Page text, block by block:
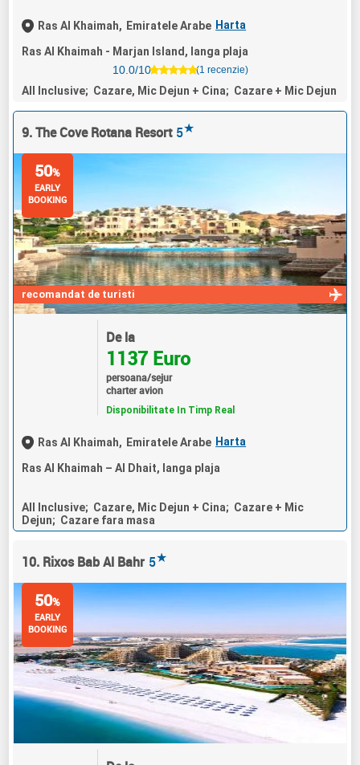
Ras Al Khaimah, Emiratele Arabe Harta
Ras Al Khaimah - Marjan Island, langa plaja
10.0/10
(1 recenzie)
All Inclusive; Cazare, Mic Dejun + Cina; Cazare + Mic Dejun
9. The Cove Rotana Resort 5★
recomandat de turisti
50%
EARLY
BOOKING
De la
1137 Euro
persoana/sejur
charter avion
Disponibilitate In Timp Real
Ras Al Khaimah, Emiratele Arabe Harta
Ras Al Khaimah – Al Dhait, langa plaja
All Inclusive; Cazare, Mic Dejun + Cina; Cazare + Mic
Dejun; Cazare fara masa
10. Rixos Bab Al Bahr 5★
50%
EARLY
BOOKING